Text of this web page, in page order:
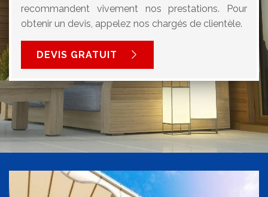
recommandent vivement nos prestations. Pour
obtenir un devis, appelez nos chargés de clientèle.
DEVIS GRATUIT